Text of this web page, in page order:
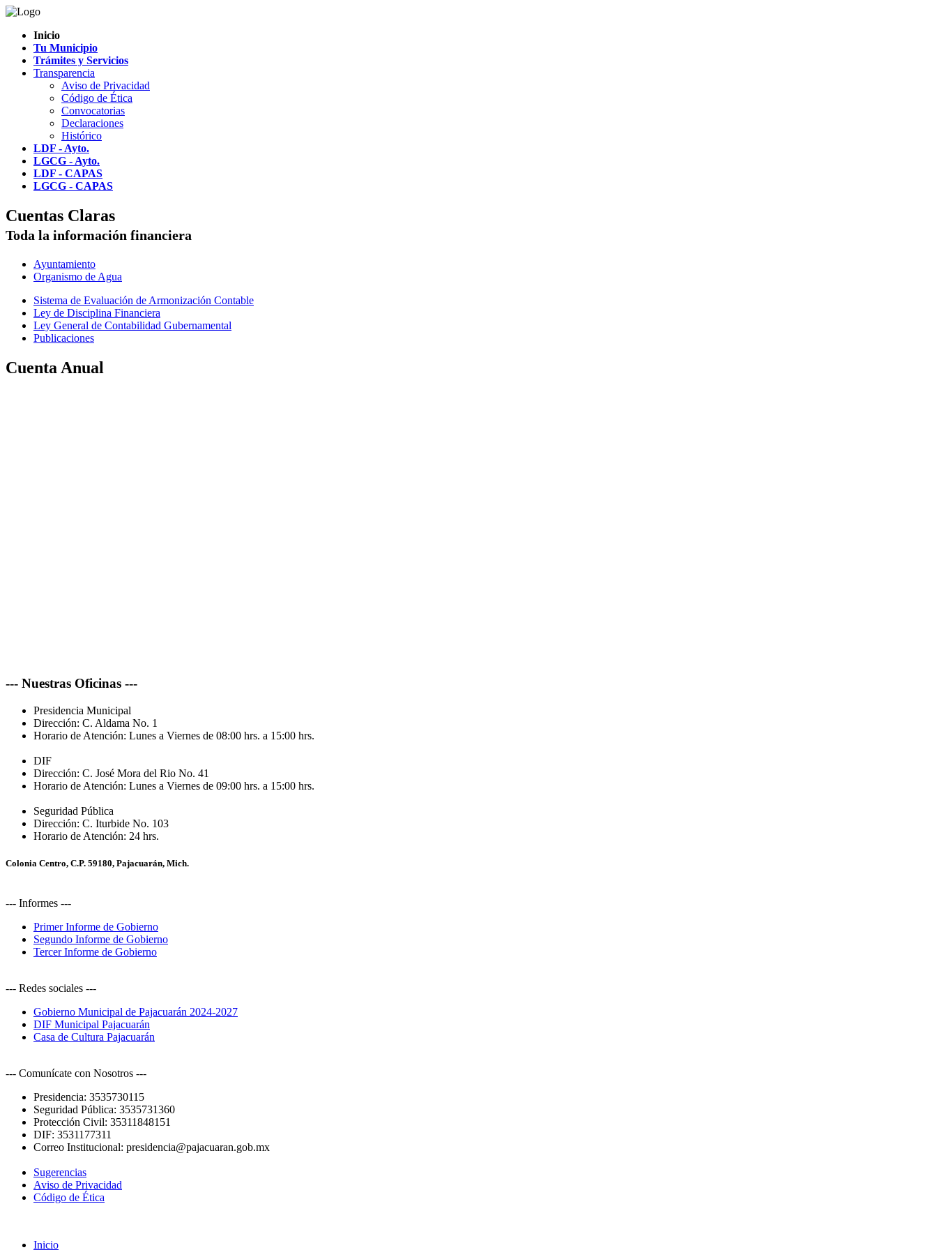
Inicio
Tu Municipio
Trámites y Servicios
Transparencia
Aviso de Privacidad
Código de Ética
Convocatorias
Declaraciones
Histórico
LDF - Ayto.
LGCG - Ayto.
LDF - CAPAS
LGCG - CAPAS
Cuentas Claras
Toda la información financiera
Ayuntamiento
Organismo de Agua
Sistema de Evaluación de Armonización Contable
Ley de Disciplina Financiera
Ley General de Contabilidad Gubernamental
Publicaciones
Cuenta Anual
--- Nuestras Oficinas ---
Presidencia Municipal
Dirección: C. Aldama No. 1
Horario de Atención: Lunes a Viernes de 08:00 hrs. a 15:00 hrs.
DIF
Dirección: C. José Mora del Rio No. 41
Horario de Atención: Lunes a Viernes de 09:00 hrs. a 15:00 hrs.
Seguridad Pública
Dirección: C. Iturbide No. 103
Horario de Atención: 24 hrs.
Colonia Centro, C.P. 59180, Pajacuarán, Mich.
--- Informes ---
Primer Informe de Gobierno
Segundo Informe de Gobierno
Tercer Informe de Gobierno
--- Redes sociales ---
Gobierno Municipal de Pajacuarán 2024-2027
DIF Municipal Pajacuarán
Casa de Cultura Pajacuarán
--- Comunícate con Nosotros ---
Presidencia: 3535730115
Seguridad Pública: 3535731360
Protección Civil: 35311848151
DIF: 3531177311
Correo Institucional: presidencia@pajacuaran.gob.mx
Sugerencias
Aviso de Privacidad
Código de Ética
Inicio